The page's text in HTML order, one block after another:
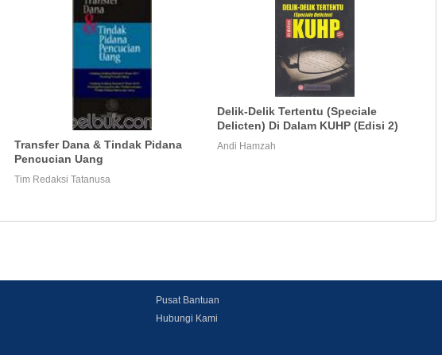
Transfer Dana & Tindak Pidana
Pencucian Uang
Tim Redaksi Tatanusa
Delik-Delik Tertentu (Speciale
Delicten) Di Dalam KUHP (Edisi 2)
Andi Hamzah
Pusat Bantuan
Hubungi Kami